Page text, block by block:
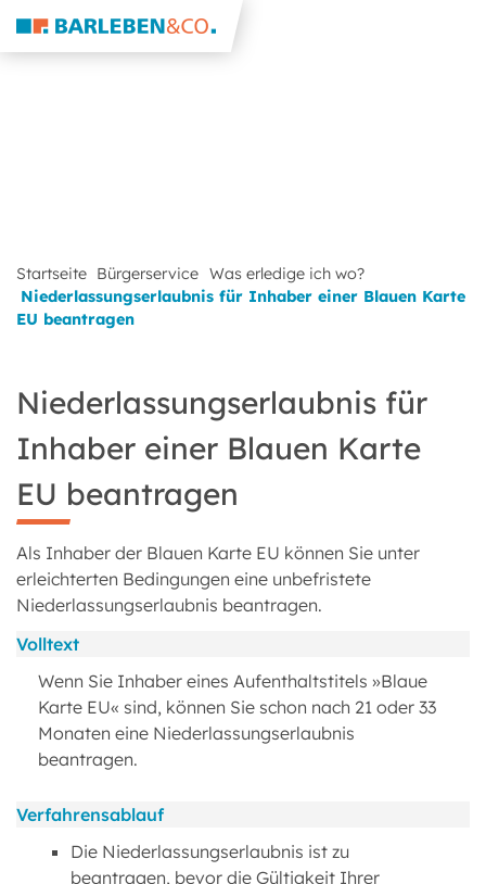
Startseite Bürgerservice Was erledige ich wo?
Niederlassungserlaubnis für Inhaber einer Blauen Karte
EU beantragen
Niederlassungserlaubnis für
Inhaber einer Blauen Karte
EU beantragen
Als Inhaber der Blauen Karte EU können Sie unter
erleichterten Bedingungen eine unbefristete
Niederlassungserlaubnis beantragen.
Volltext
Wenn Sie Inhaber eines Aufenthaltstitels »Blaue
Karte EU« sind, können Sie schon nach 21 oder 33
Monaten eine Niederlassungserlaubnis
beantragen.
Verfahrensablauf
Die Niederlassungserlaubnis ist zu
beantragen, bevor die Gültigkeit Ihrer